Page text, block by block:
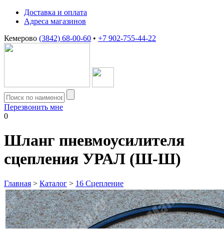
Доставка и оплата
Адреса магазинов
Кемерово (3842) 68-00-60 • +7 902-755-44-22
Перезвонить мне
0
Шланг пневмоусилителя
сцепления УРАЛ (Ш-Ш)
Главная > Каталог > 16 Сцепление